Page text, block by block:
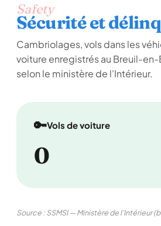
Safety
Sécurité et
Cambriolages, vols dans les
voiture enregistrés au Breuil-
selon le ministère de l'Intérieur.
🔑Vols de voiture
0
Source : SSMSI — Ministère de l'Intérieur